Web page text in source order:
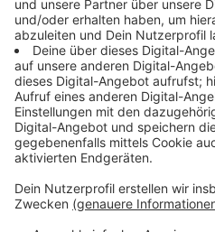
ermitteln. Betroffen sind die
Gesamtschule und das Ruhr-
Realschule Grünstraße in
Harkort-Schule in Herdecke,
Wetter und die KiTa St.
Anzeige